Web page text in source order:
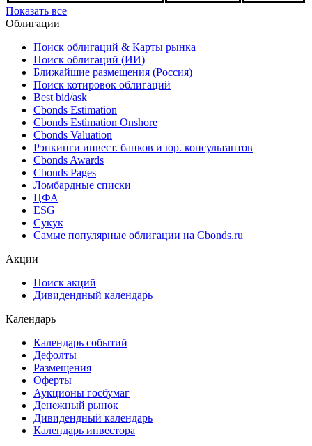
Показать все
Облигации
Поиск облигаций & Карты рынка
Поиск облигаций (ИИ)
Ближайшие размещения (Россия)
Поиск котировок облигаций
Best bid/ask
Cbonds Estimation
Cbonds Estimation Onshore
Cbonds Valuation
Рэнкинги инвест. банков и юр. консультантов
Cbonds Awards
Cbonds Pages
Ломбардные списки
ЦФА
ESG
Сукук
Самые популярные облигации на Cbonds.ru
Акции
Поиск акций
Дивидендный календарь
Календарь
Календарь событий
Дефолты
Размещения
Оферты
Аукционы госбумаг
Денежный рынок
Дивидендный календарь
Календарь инвестора